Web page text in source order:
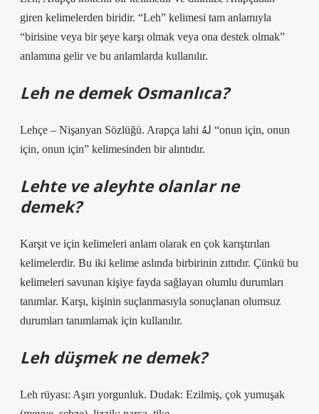
giren kelimelerden biridir. “Leh” kelimesi tam anlamıyla
“birisine veya bir şeye karşı olmak veya ona destek olmak”
anlamına gelir ve bu anlamlarda kullanılır.
Leh ne demek Osmanlıca?
Lehçe – Nişanyan Sözlüğü. Arapça lahi لهُ “onun için, onun
için, onun için” kelimesinden bir alıntıdır.
Lehte ve aleyhte olanlar ne
demek?
Karşıt ve için kelimeleri anlam olarak en çok karıştırılan
kelimelerdir. Bu iki kelime aslında birbirinin zıttıdır. Çünkü bu
kelimeleri savunan kişiye fayda sağlayan olumlu durumları
tanımlar. Karşı, kişinin suçlanmasıyla sonuçlanan olumsuz
durumları tanımlamak için kullanılır.
Leh düşmek ne demek?
Leh rüyası: Aşırı yorgunluk. Dudak: Ezilmiş, çok yumuşak